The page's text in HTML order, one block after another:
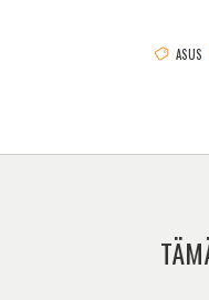
ASUS